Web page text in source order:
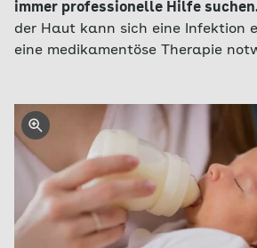
immer professionelle Hilfe
der Haut kann sich eine Infektion
eine medikamentöse Therapie